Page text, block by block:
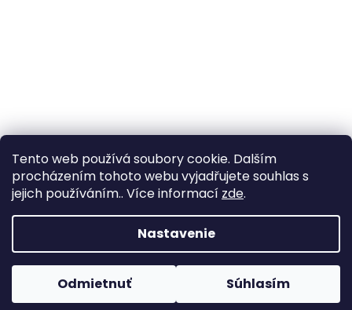
Tento web používá soubory cookie. Dalším
procházením tohoto webu vyjadřujete souhlas s
jejich používáním.. Více informací zde.
Nastavenie
Odmietnuť Súhlasím
Copyright 2026ceskaprobiotika.cz. Všetky práva